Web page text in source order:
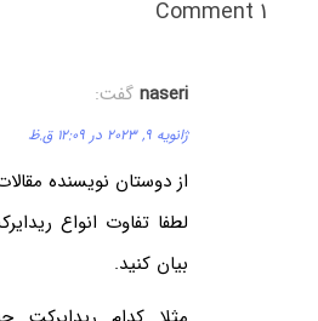
naseri گفت:
ژانویه 9, 2023 در 12:09 ق.ظ
از دوستان نویسنده
لطفا تفاوت انواع
بیان کنید.